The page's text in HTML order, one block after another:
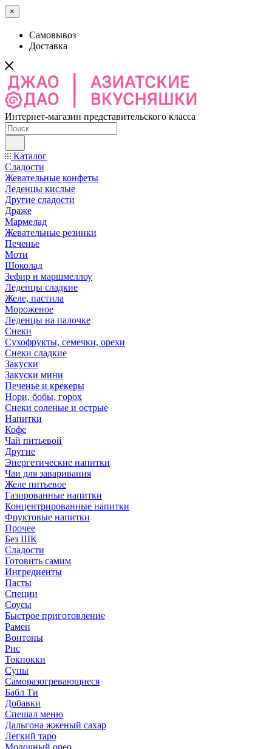
×
Самовывоз
Доставка
Интернет-магазин представительского класса
Каталог
Сладости
Жевательные конфеты
Леденцы кислые
Другие сладости
Драже
Мармелад
Жевательные резинки
Печенье
Моти
Шоколад
Зефир и маршмеллоу
Леденцы сладкие
Желе, пастила
Мороженое
Леденцы на палочке
Снеки
Сухофрукты, семечки, орехи
Снеки сладкие
Закуски
Закуски мини
Печенье и крекеры
Нори, бобы, горох
Снеки соленые и острые
Напитки
Кофе
Чай питьевой
Другие
Энергетические напитки
Чаи для заваривания
Желе питьевое
Газированные напитки
Концентрированные напитки
Фруктовые напитки
Прочее
Без ШК
Сладости
Готовить самим
Ингредиенты
Пасты
Специи
Соусы
Быстрое приготовление
Рамен
Вонтоны
Рис
Токпокки
Супы
Саморазогревающиеся
Бабл Ти
Добавки
Спешал меню
Дальгона жженый сахар
Легкий таро
Молочный орео